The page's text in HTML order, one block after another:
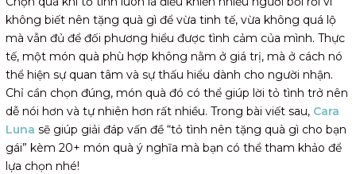
14. Balo
15. Sách
16. Bộ mỹ phẩm
17. Đồ đôi
18. Giày dép
19. Chocolate
20. Thư tay/ thiệp viết tay
Hướng dẫn cách tỏ tình bạn gái giúp tăng tỉ lệ thành
công khi tặng quà
không biết nên tặng quà gì để vừa tinh tế, vừa không quá lộ
mà vẫn đủ để đối phương hiểu được tình cảm của mình. Thực
tế, một món quà phù hợp không nằm ở giá trị, mà ở cách nó
thể hiện sự quan tâm và sự thấu hiểu dành cho người nhận.
Chỉ cần chọn đúng, món quà đó có thể giúp lời tỏ tình trở nên
dễ nói hơn và tự nhiên hơn rất nhiều. Trong bài viết sau, Cara
Luna sẽ giúp giải đáp vấn đề “tỏ tình nên tặng quà gì cho bạn
gái” kèm 20+ món quà ý nghĩa mà bạn có thể tham khảo để
lựa chọn nhé!